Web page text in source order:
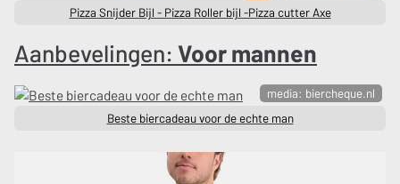
Pizza Snijder Bijl - Pizza Roller bijl -Pizza cutter Axe
Aanbevelingen: Voor mannen
media: biercheque.nl
Beste biercadeau voor de echte man